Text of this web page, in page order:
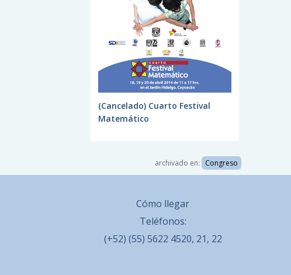
(Cancelado) Cuarto Festival
Matemático
archivado en: Congreso
Cómo llegar
Teléfonos:
(+52) (55) 5622 4520, 21, 22